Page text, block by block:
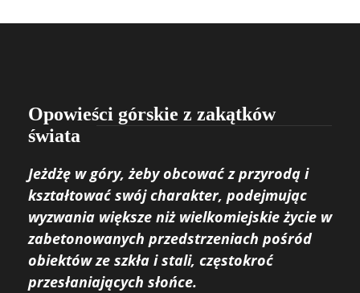
Opowieści górskie z zakątków
świata
Jeżdżę w góry, żeby obcować z przyrodą i
kształtować swój charakter, podejmując
wyzwania większe niż wielkomiejskie życie w
zabetonowanych przedstrzeniach pośród
obiektów ze szkła i stali, częstokroć
przesłaniających słońce.